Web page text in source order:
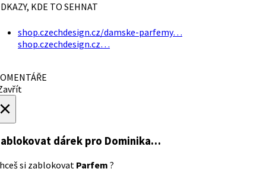
KDE TO SEHNAT
shop.czechdesign.cz/damske-parfemy…
shop.czechdesign.cz…
dárek pro Dominika…
si zablokovat Parfem ?